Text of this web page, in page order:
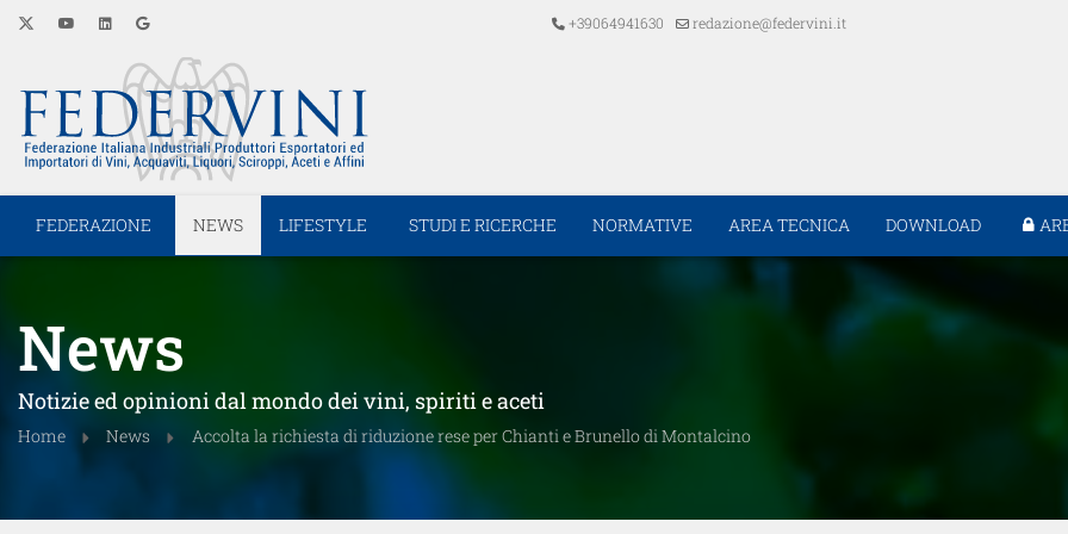
+39064941630 redazione@federvini.it
FEDERAZIONE NEWS LIFESTYLE STUDI E RICERCHE NORMATIVE AREA TECNICA DOWNLOAD
News
Notizie ed opinioni dal mondo dei vini, spiriti e aceti
Home News Accolta la richiesta di riduzione rese per Chianti e Brunello di Montalcino